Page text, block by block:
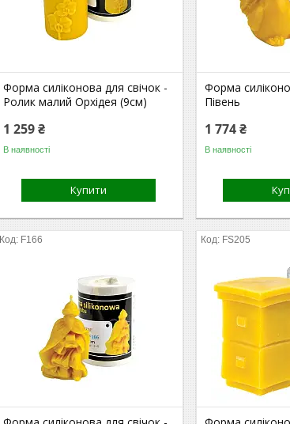
Форма силіконова для свічок -
Ролик малий Орхідея (9см)
1 259 ₴
В наявності
Купити
Форма
Півень
1 774 ₴
В наявності
F166 FS205